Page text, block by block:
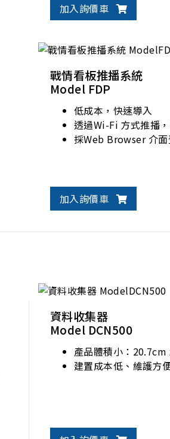
加入詢價車
戰情看板推播系統
Model FDP
低成本，快速導入
透過Wi-Fi 方式推播
採Web Browser 介
加入詢價車
資料收集器
Model DCN500
產品體積小：
建置成本低、維護方